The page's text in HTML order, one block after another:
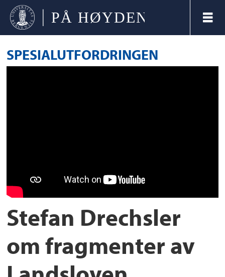
SPESIALUTFORDRINGEN
Stefan Drechsler
om fragmenter av